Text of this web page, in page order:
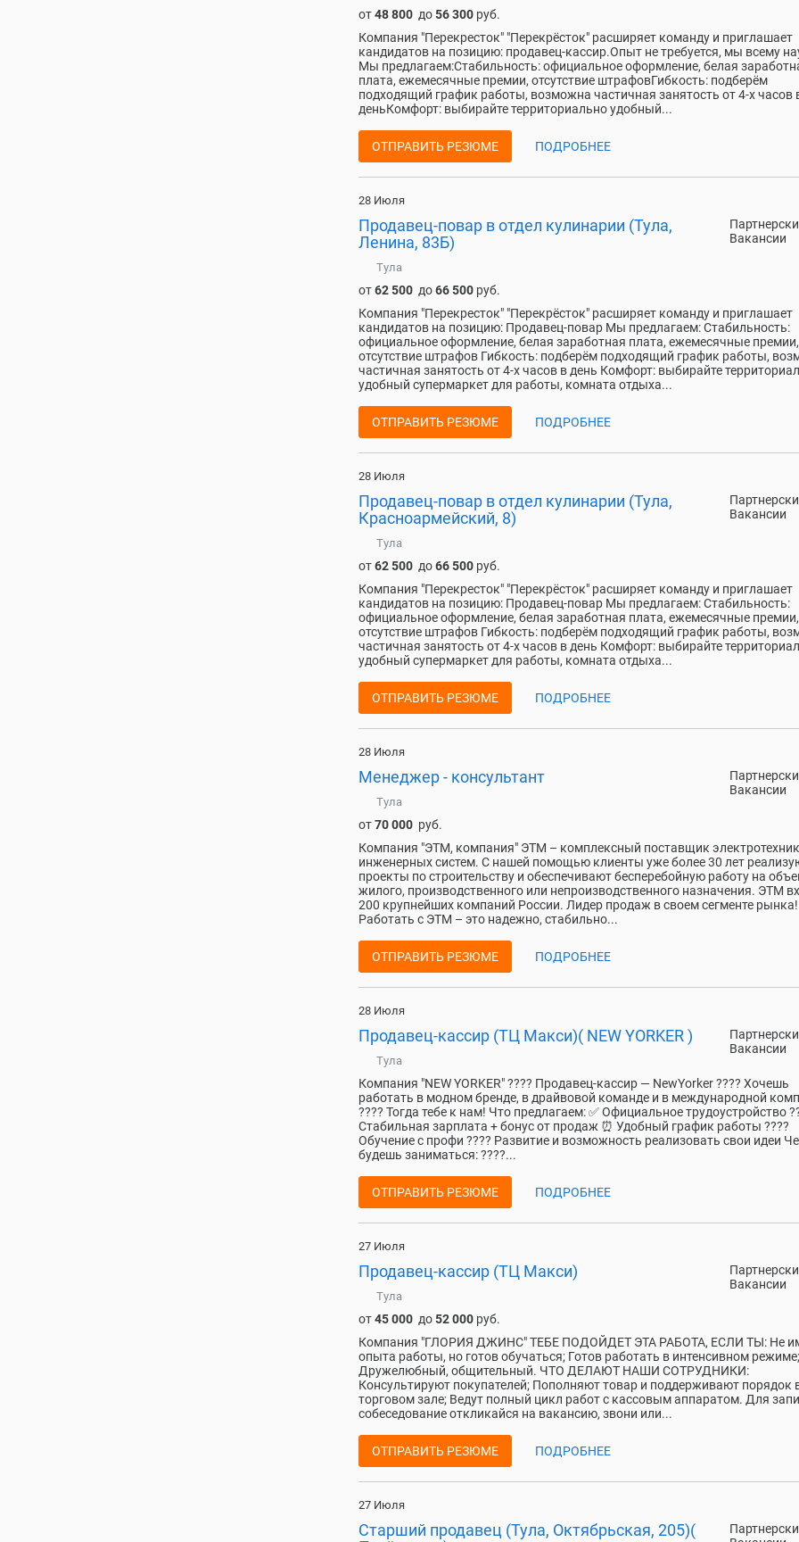
от48 800 до56 300 руб.
Компания "Перекресток" "Перекрёсток" расширяет команду и приглашает
кандидатов на позицию: продавец-кассир.Опыт не требуется, мы всему
Мы предлагаем:Стабильность: официальное оформление, белая
плата, ежемесячные премии, отсутствие штрафовГибкость: подберём
подходящий график работы, возможна частичная занятость от 4-х часов
деньКомфорт: выбирайте территориально удобный...
ОТПРАВИТЬ РЕЗЮМЕ ПОДРОБНЕЕ
28 Июля
Вакансии
Продавец-повар в отдел кулинарии (Тула,
Ленина, 83Б)
Тула
от62 500 до66 500 руб.
Компания "Перекресток" "Перекрёсток" расширяет команду и приглашает
кандидатов на позицию: Продавец-повар Мы предлагаем: Стабильность:
официальное оформление, белая заработная плата, ежемесячные премии,
отсутствие штрафов Гибкость: подберём подходящий график работы,
частичная занятость от 4-х часов в день Комфорт: выбирайте
удобный супермаркет для работы, комната отдыха...
ОТПРАВИТЬ РЕЗЮМЕ ПОДРОБНЕЕ
28 Июля
Вакансии
Продавец-повар в отдел кулинарии (Тула,
Красноармейский, 8)
Тула
от62 500 до66 500 руб.
Компания "Перекресток" "Перекрёсток" расширяет команду и приглашает
кандидатов на позицию: Продавец-повар Мы предлагаем: Стабильность:
официальное оформление, белая заработная плата, ежемесячные премии,
отсутствие штрафов Гибкость: подберём подходящий график работы,
частичная занятость от 4-х часов в день Комфорт: выбирайте
удобный супермаркет для работы, комната отдыха...
ОТПРАВИТЬ РЕЗЮМЕ ПОДРОБНЕЕ
28 Июля
Вакансии
Менеджер - консультант
Тула
от70 000 руб.
Компания "ЭТМ, компания" ЭТМ – комплексный поставщик
инженерных систем. С нашей помощью клиенты уже более 30 лет
проекты по строительству и обеспечивают бесперебойную работу на
жилого, производственного или непроизводственного назначения. ЭТМ
200 крупнейших компаний России. Лидер продаж в своем сегменте рынка!
Работать с ЭТМ – это надежно, стабильно...
ОТПРАВИТЬ РЕЗЮМЕ ПОДРОБНЕЕ
28 Июля
Вакансии
Продавец-кассир (ТЦ Макси)( NEW YORKER )
Тула
Компания "NEW YORKER" ???? Продавец-кассир — NewYorker ???? Хочешь
работать в модном бренде, в драйвовой команде и в международной
???? Тогда тебе к нам! Что предлагаем: ✅ Официальное трудоустройство
Стабильная зарплата + бонус от продаж ⏰ Удобный график работы ????
Обучение с профи ???? Развитие и возможность реализовать свои идеи
будешь заниматься: ????...
ОТПРАВИТЬ РЕЗЮМЕ ПОДРОБНЕЕ
27 Июля
Вакансии
Продавец-кассир (ТЦ Макси)
Тула
от45 000 до52 000 руб.
Компания "ГЛОРИЯ ДЖИНС" ТЕБЕ ПОДОЙДЕТ ЭТА РАБОТА, ЕСЛИ ТЫ: Не
опыта работы, но готов обучаться; Готов работать в интенсивном режиме;
Дружелюбный, общительный. ЧТО ДЕЛАЮТ НАШИ СОТРУДНИКИ:
Консультируют покупателей; Пополняют товар и поддерживают порядок
торговом зале; Ведут полный цикл работ с кассовым аппаратом. Для
собеседование откликайся на вакансию, звони или...
ОТПРАВИТЬ РЕЗЮМЕ ПОДРОБНЕЕ
27 Июля
Старший продавец (Тула, Октябрьская, 205)(